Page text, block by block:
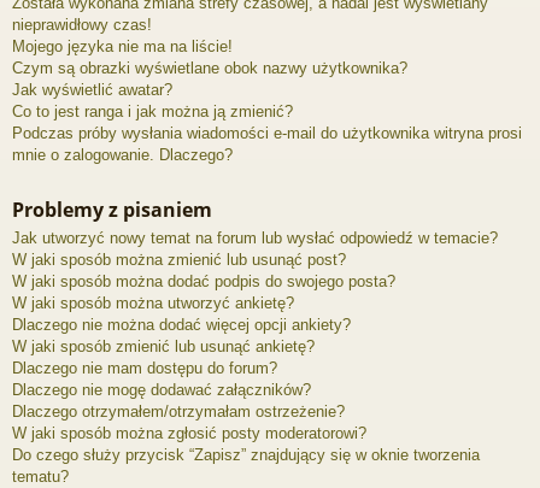
nieprawidłowy czas!
Mojego języka nie ma na liście!
Czym są obrazki wyświetlane obok nazwy użytkownika?
Jak wyświetlić awatar?
Co to jest ranga i jak można ją zmienić?
Podczas próby wysłania wiadomości e-mail do użytkownika witryna prosi
mnie o zalogowanie. Dlaczego?
Problemy z pisaniem
Jak utworzyć nowy temat na forum lub wysłać odpowiedź w temacie?
W jaki sposób można zmienić lub usunąć post?
W jaki sposób można dodać podpis do swojego posta?
W jaki sposób można utworzyć ankietę?
Dlaczego nie można dodać więcej opcji ankiety?
W jaki sposób zmienić lub usunąć ankietę?
Dlaczego nie mam dostępu do forum?
Dlaczego nie mogę dodawać załączników?
Dlaczego otrzymałem/otrzymałam ostrzeżenie?
W jaki sposób można zgłosić posty moderatorowi?
Do czego służy przycisk “Zapisz” znajdujący się w oknie tworzenia
tematu?